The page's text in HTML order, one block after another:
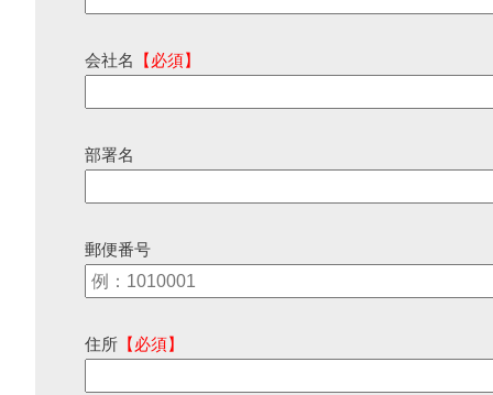
会社名 【必須】
部署名
郵便番号
住所 【必須】